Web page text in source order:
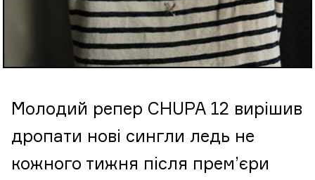
Молодий репер CHUPA 12 вирішив
дропати нові сингли ледь не
кожного тижня після прем’єри